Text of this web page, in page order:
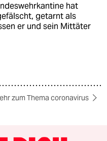
hat
getarnt als
er und sein Mittäter
zum Thema coronavirus